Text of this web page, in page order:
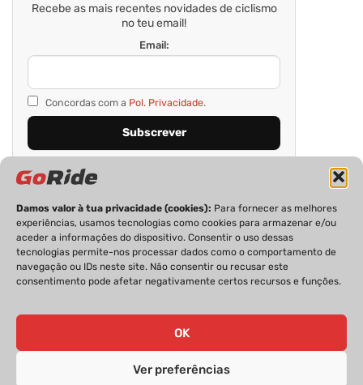
Damos valor à tua privacidade (cookies): Para fornecer as melhores
experiências, usamos tecnologias como cookies para armazenar e/ou
aceder a informações do dispositivo. Consentir o uso dessas
tecnologias permite-nos processar dados como o comportamento de
navegação ou IDs neste site. Não consentir ou recusar este
consentimento pode afetar negativamente certos recursos e funções.
OK
Ver preferências
Recebe as mais recentes novidades de ciclismo
no teu email!
Email:
Concordas com a Pol. Privacidade.
PRIVACIDADE FICHA TÉCNICA
ESTATUTO EDITORIAL